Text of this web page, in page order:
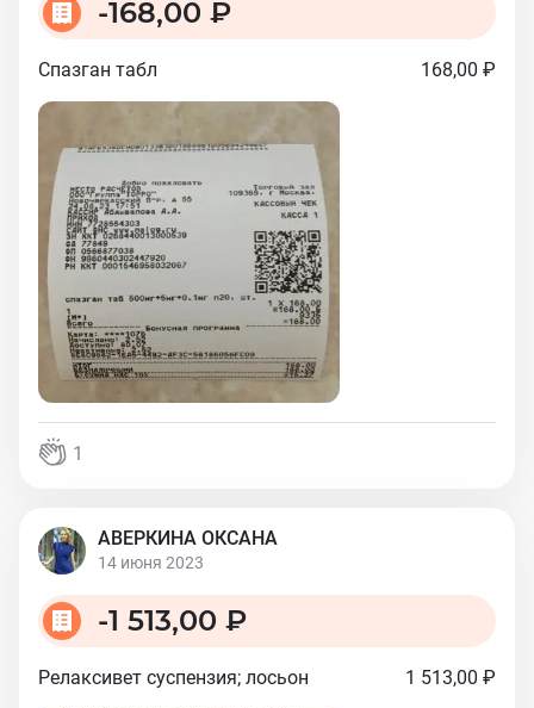
-168,00 ₽
Спазган табл 168,00 ₽
1
АВЕРКИНА ОКСАНА
14 июня 2023
-1 513,00 ₽
Релаксивет суспензия; лосьон 1 513,00 ₽